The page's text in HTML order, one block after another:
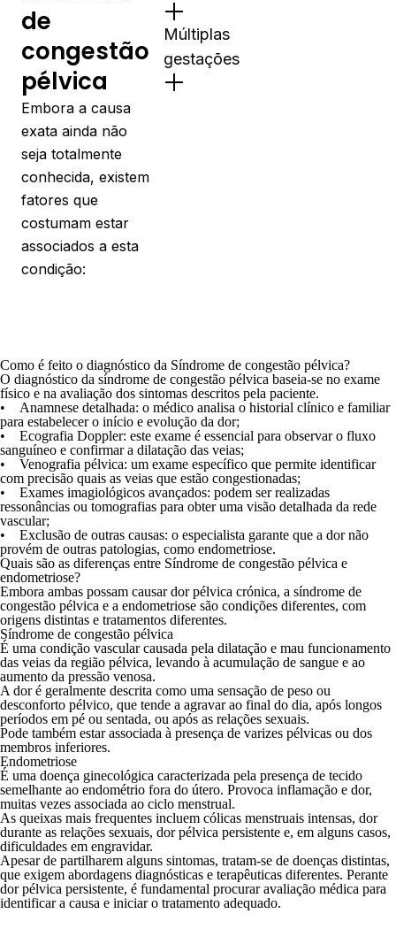
de
congestão
pélvica
Embora a causa
exata ainda não
seja totalmente
conhecida, existem
fatores que
costumam estar
associados a esta
condição:
Múltiplas
gestações
Como é feito o diagnóstico da Síndrome de congestão pélvica?
O diagnóstico da síndrome de congestão pélvica baseia-se no exame
físico e na avaliação dos sintomas descritos pela paciente.
•
Anamnese detalhada: o médico analisa o historial clínico e familiar
para estabelecer o início e evolução da dor;
•
Ecografia Doppler: este exame é essencial para observar o fluxo
sanguíneo e confirmar a dilatação das veias;
•
Venografia pélvica: um exame específico que permite identificar
com precisão quais as veias que estão congestionadas;
• Exames imagiológicos avançados: podem ser realizadas
ressonâncias ou tomografias para obter uma visão detalhada da rede
vascular;
• Exclusão de outras causas: o especialista garante que a dor não
provém de outras patologias, como endometriose.
Quais são as diferenças entre Síndrome de congestão pélvica e
endometriose?
Embora ambas possam causar dor pélvica crónica, a síndrome de
congestão pélvica e a endometriose são condições diferentes, com
origens distintas e tratamentos diferentes.
Síndrome de congestão pélvica
É uma condição vascular causada pela dilatação e mau funcionamento
das veias da região pélvica, levando à acumulação de sangue e ao
aumento da pressão venosa.
A dor é geralmente descrita como uma sensação de peso ou
desconforto pélvico, que tende a agravar ao final do dia, após longos
períodos em pé ou sentada, ou após as relações sexuais.
Pode também estar associada à presença de varizes pélvicas ou dos
membros inferiores.
Endometriose
É uma doença ginecológica caracterizada pela presença de tecido
semelhante ao endométrio fora do útero. Provoca inflamação e dor,
muitas vezes associada ao ciclo menstrual.
As queixas mais frequentes incluem cólicas menstruais intensas, dor
durante as relações sexuais, dor pélvica persistente e, em alguns casos,
dificuldades em engravidar.
Apesar de partilharem alguns sintomas, tratam-se de doenças distintas,
que exigem abordagens diagnósticas e terapêuticas diferentes. Perante
dor pélvica persistente, é fundamental procuraravaliação médica para
identificar a causa e iniciar o tratamento adequado.